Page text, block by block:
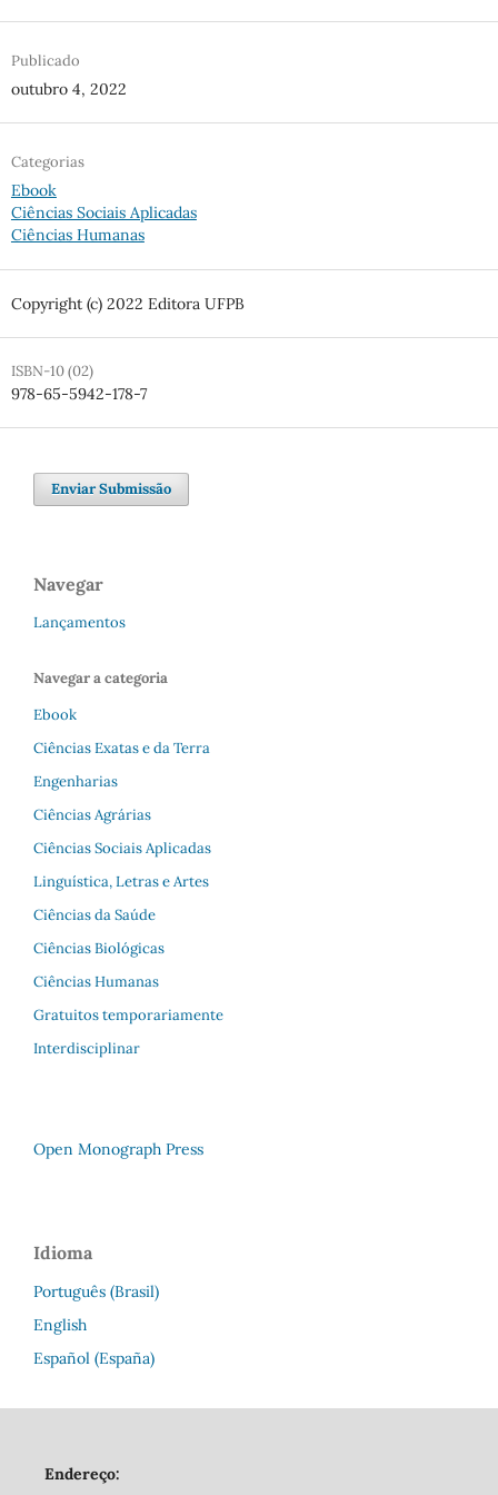
Publicado
outubro 4, 2022
Categorias
Ebook
Ciências Sociais Aplicadas
Ciências Humanas
Copyright (c) 2022 Editora UFPB
ISBN-10 (02)
978-65-5942-178-7
Enviar Submissão
Navegar
Lançamentos
Navegar a categoria
Ebook
Ciências Exatas e da Terra
Engenharias
Ciências Agrárias
Ciências Sociais Aplicadas
Linguística, Letras e Artes
Ciências da Saúde
Ciências Biológicas
Ciências Humanas
Gratuitos temporariamente
Interdisciplinar
Open Monograph Press
Idioma
Português (Brasil)
English
Español (España)
Endereço: